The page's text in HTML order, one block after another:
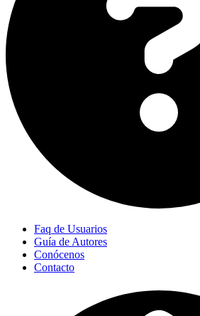
Faq de Usuarios
Guía de Autores
Conócenos
Contacto